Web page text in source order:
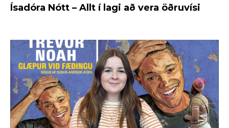
Ísadóra Nótt – Allt í lagi að vera öðruvísi